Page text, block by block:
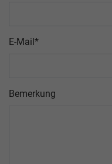
E-Mail*
Bemerkung